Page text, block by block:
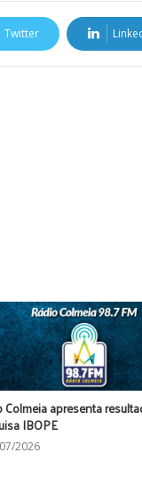
Twitter
Colmeia apresenta
IBOPE
2026